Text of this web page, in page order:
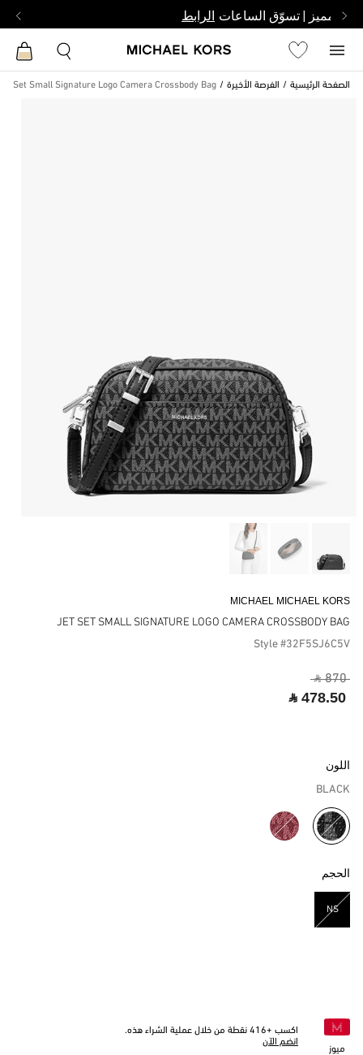
مميز | تسوّق الساعات الرابط
الصفحة الرئيسية الفرصة الأخيرة Set Small Signature Logo Camera Crossbody Bag
MICHAEL MICHAEL KORS
JET SET SMALL SIGNATURE LOGO CAMERA CROSSBODY BAG
Style #32F5SJ6C5V
‎ ⃁ 870 ‎
‎ ⃁ 478.50 ‎
اللون
BLACK
مختار
الحجم
NS
مختار
ميوز
اكسب +416 نقطة من خلال عملية الشراء هذه.
انضم الآن